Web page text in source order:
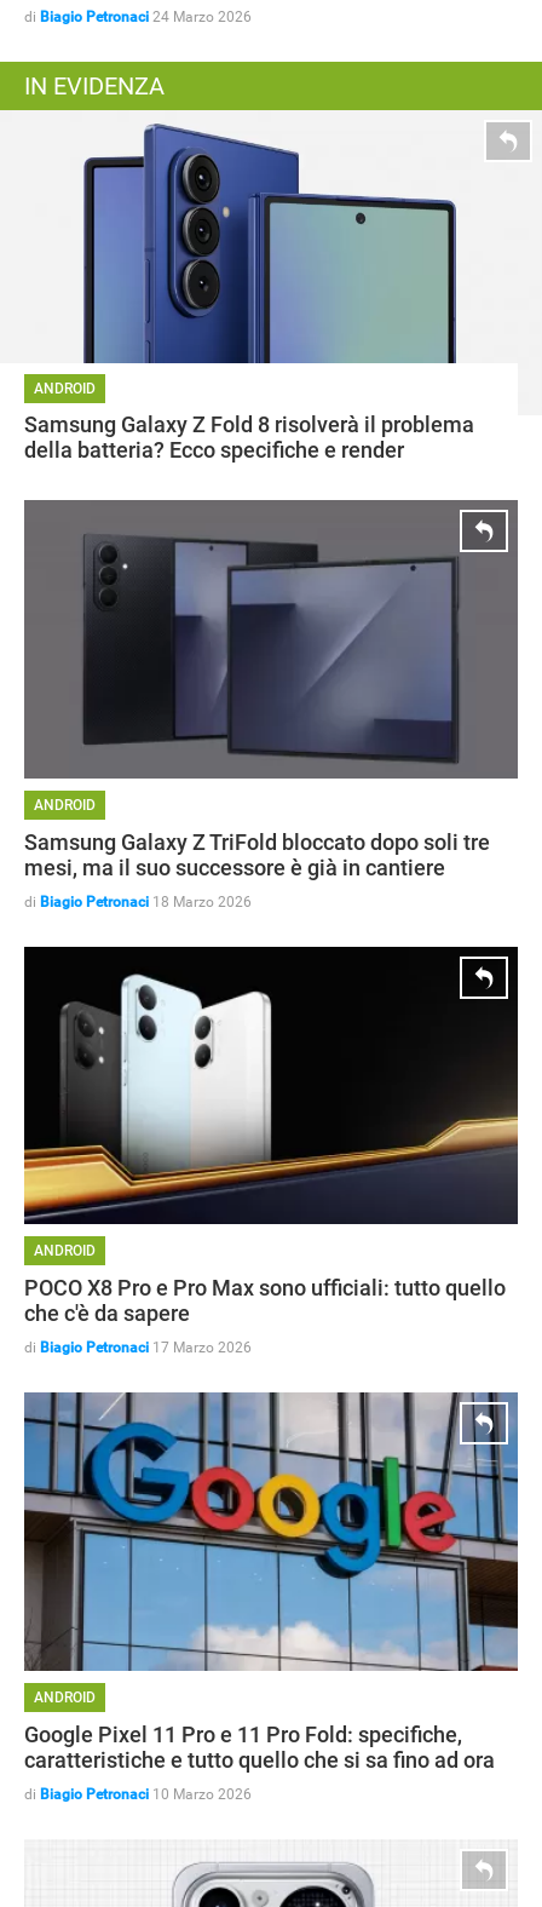
ANDROID
di Biagio Petronaci 24 Marzo 2026
IN EVIDENZA
ANDROID
Samsung Galaxy Z Fold 8 risolverà il problema
della batteria? Ecco specifiche e render
ANDROID
Samsung Galaxy Z TriFold bloccato dopo soli tre
mesi, ma il suo successore è già in cantiere
di Biagio Petronaci 18 Marzo 2026
ANDROID
POCO X8 Pro e Pro Max sono ufficiali: tutto quello
che c'è da sapere
di Biagio Petronaci 17 Marzo 2026
ANDROID
Google Pixel 11 Pro e 11 Pro Fold: specifiche,
caratteristiche e tutto quello che si sa fino ad ora
di Biagio Petronaci 10 Marzo 2026